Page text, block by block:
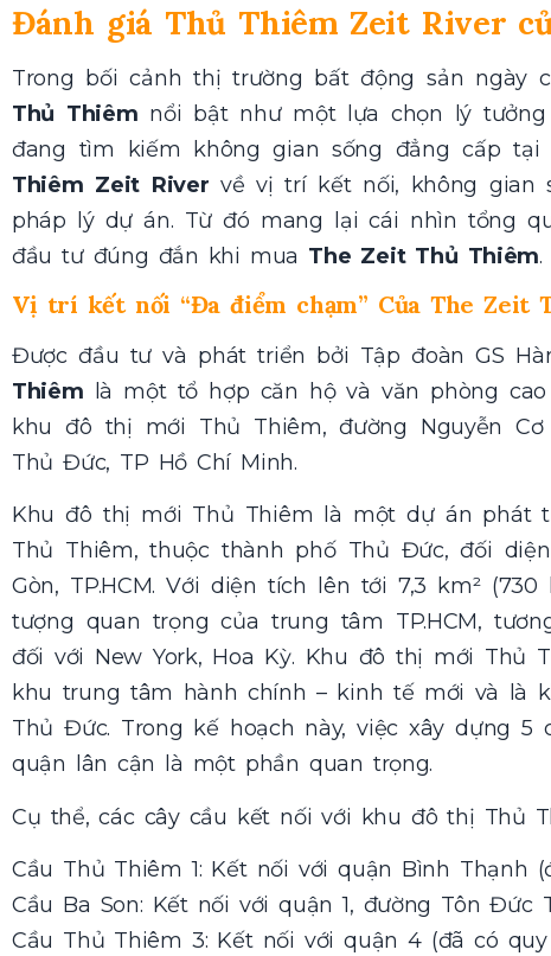
Đánh giá Thủ Thiêm Zeit River
Trong bối cảnh thị trường bất động sản ngày
Thủ Thiêm nổi bật như một lựa chọn lý
đang tìm kiếm không gian sống đẳng cấp tại
Thiêm Zeit River về vị trí kết nối, không gian
pháp lý dự án. Từ đó mang lại cái nhìn tổng
đầu tư đúng đắn khi mua The Zeit Thủ Thiêm.
Vị trí kết nối “Đa điểm chạm” Của The Zeit
Được đầu tư và phát triển bởi Tập đoàn GS
Thiêm là một tổ hợp căn hộ và văn phòng
khu đô thị mới Thủ Thiêm, đường Nguyễn
Thủ Đức, TP Hồ Chí Minh.
Khu đô thị mới Thủ Thiêm là một dự án phát
Thủ Thiêm, thuộc thành phố Thủ Đức, đối
Gòn, TP.HCM. Với diện tích lên tới 7,3 km²
tượng quan trọng của trung tâm TP.HCM,
đối với New York, Hoa Kỳ. Khu đô thị mới Thủ
khu trung tâm hành chính – kinh tế mới và là
Thủ Đức. Trong kế hoạch này, việc xây dựng
quận lân cận là một phần quan trọng.
Cụ thể, các cây cầu kết nối với khu đô thị Thủ
Cầu Thủ Thiêm 1: Kết nối với quận Bình Thạnh
Cầu Ba Son: Kết nối với quận 1, đường Tôn Đức
Cầu Thủ Thiêm 3: Kết nối với quận 4 (đã có